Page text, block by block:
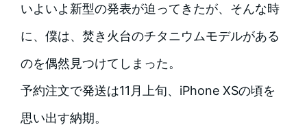
いよいよ新型の発表が迫ってきたが、そんな時
に、僕は、焚き火台のチタニウムモデルがある
のを偶然見つけてしまった。
予約注文で発送は11月上旬、iPhone XSの頃を
思い出す納期。